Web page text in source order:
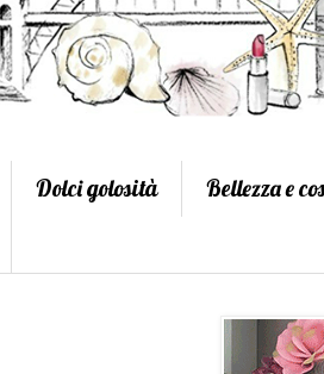
Dolci golosità Bellezza e